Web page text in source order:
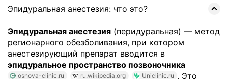
Эпидуральная анестезия: что это?
Эпидуральная анестезия (перидуральная) — метод
регионарного обезболивания, при котором
анестезирующий препарат вводится в
эпидуральное пространство позвоночника
osnova-clinic.ru ru.wikipedia.org Uniclinic.ru . Это